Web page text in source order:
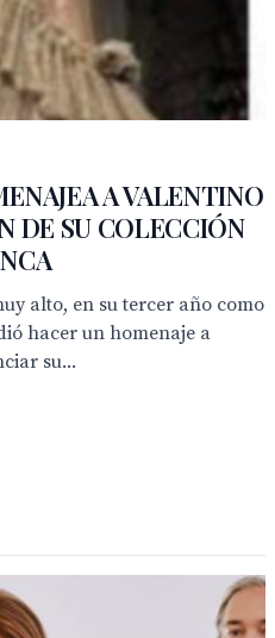
A VALENTINO
DE SU COLECCIÓN
alto, en su tercer año como
hacer un homenaje a
su...